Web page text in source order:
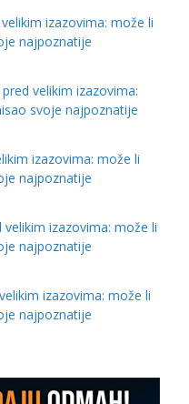
izazovima: može li
najpoznatije
velikim izazovima:
svoje najpoznatije
izazovima: može li
najpoznatije
velikim izazovima: može li
najpoznatije
izazovima: može li
najpoznatije